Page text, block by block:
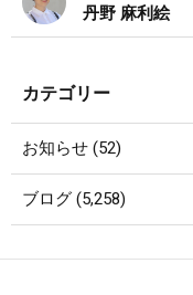
丹野 麻利絵
カテゴリー
お知らせ (52)
ブログ (5,258)